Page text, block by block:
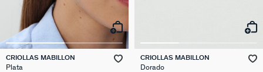
CRIOLLAS MABILLON
Plata
CRIOLLAS MABILLON
Dorado